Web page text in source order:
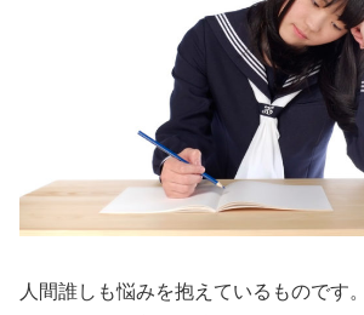
人間誰しも悩みを抱えているものです